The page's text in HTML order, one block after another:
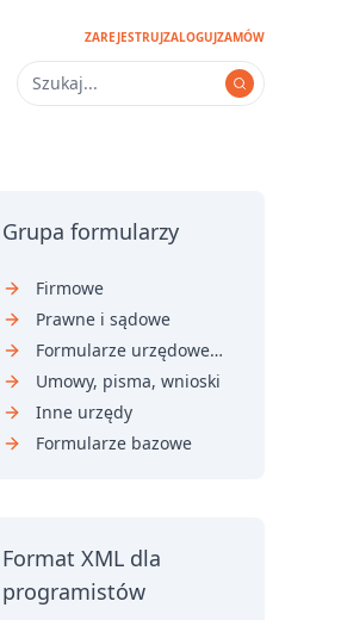
ZAREJESTRUJZALOGUJZAMÓW
Grupa formularzy
Firmowe
Prawne i sądowe
Formularze urzędowe i sądowe
Umowy, pisma, wnioski
Inne urzędy
Formularze bazowe
Format XML dla
programistów